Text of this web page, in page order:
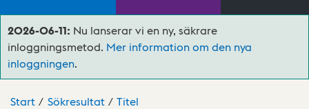
2026-06-11: Nu lanserar vi en ny, säkrare
inloggningsmetod. Mer information om den nya
inloggningen.
Start Sökresultat Titel